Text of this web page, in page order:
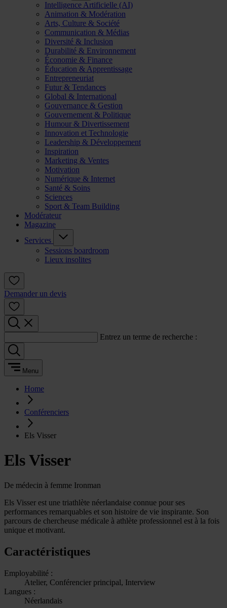
Intelligence Artificielle (AI)
Animation & Modération
Arts, Culture & Société
Communication & Médias
Diversité & Inclusion
Durabilité & Environnement
Économie & Finance
Éducation & Apprentissage
Entrepreneuriat
Futur & Tendances
Global & International
Gouvernance & Gestion
Gouvernement & Politique
Humour & Divertissement
Innovation et Technologie
Leadership & Développement
Inspiration
Marketing & Ventes
Motivation
Numérique & Internet
Santé & Soins
Sciences
Sport & Team Building
Modérateur
Magazine
Services
Sessions boardroom
Lieux insolites
Demander un devis
Entrez un terme de recherche :
Menu
Home
Conférenciers
Els Visser
Els Visser
De médecin à femme Ironman
Els Visser est une triathlète néerlandaise connue pour ses
performances remarquables et son histoire de vie inspirante. Son
parcours de chercheuse médicale à athlète professionnel est à la fois
unique et motivant.
Caractéristiques
Employabilité :
Atelier, Conférencier principal, Interview
Langues :
Néerlandais